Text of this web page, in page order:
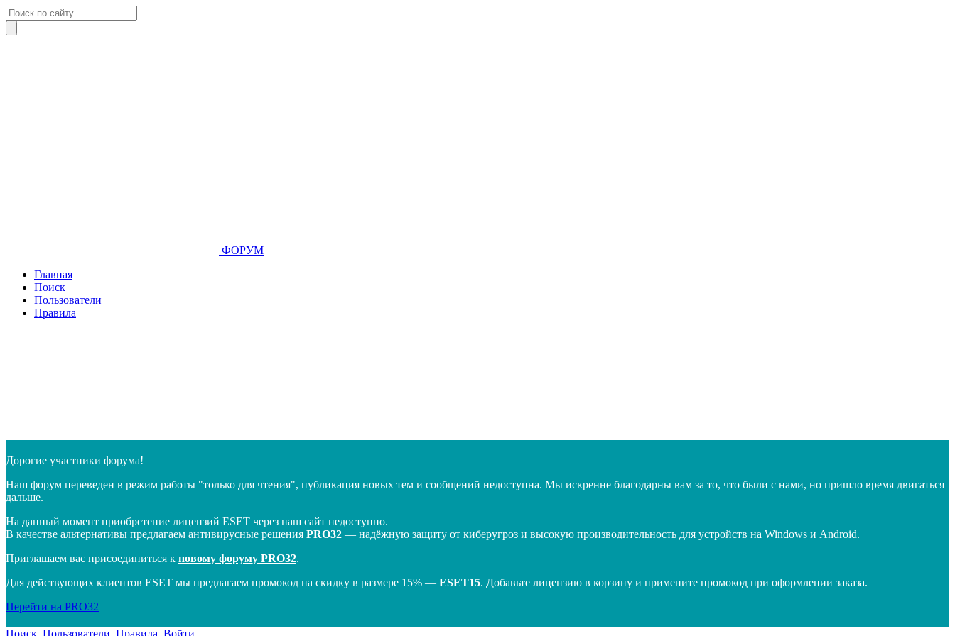
ФОРУМ
Главная
Поиск
Пользователи
Правила
Дорогие участники форума!
Наш форум переведен в режим работы "только для чтения", публикация новых тем и сообщений недоступна. Мы искренне благодарны вам за то, что были с нами, но пришло время двигаться
дальше.
На данный момент приобретение лицензий ESET через наш сайт недоступно.
В качестве альтернативы предлагаем антивирусные решения PRO32 — надёжную защиту от киберугроз и высокую производительность для устройств на Windows и Android.
Приглашаем вас присоединиться к новому форуму PRO32.
Для действующих клиентов ESET мы предлагаем промокод на скидку в размере 15% — ESET15. Добавьте лицензию в корзину и примените промокод при оформлении заказа.
Перейти на PRO32
Поиск Пользователи Правила Войти